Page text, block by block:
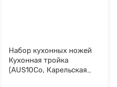
Набор кухонных ножей
Кухонная тройка
(AUS10Co, Карельская